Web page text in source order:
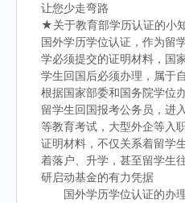
让您少走弯路
★关于教育部学历认证的小
国外学历学位认证，作为留
学必须提交的证明材料，国
学生回国后必须办理，属于
根据国家部委和国务院学位
留学生回国报考公务员，进
等教育考试，大型外企等入
证明材料，不仅关系着留学
着落户、升学，甚至留学生
研启动基金的有力凭据
国外学历学位认证的办理